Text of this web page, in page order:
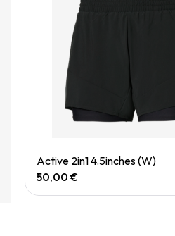
Quick View
Active 2in1 4.5inches (W)
50,00 €